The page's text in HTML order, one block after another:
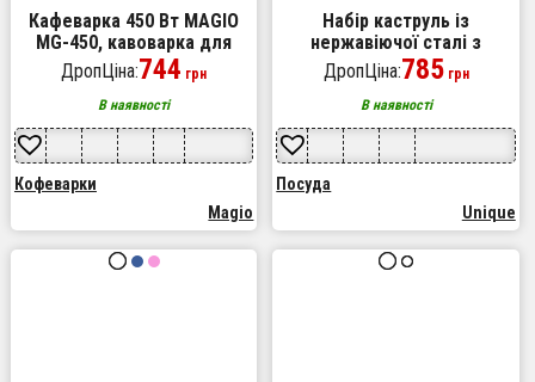
Кафеварка 450 Вт MAGIO
MG-450, кавоварка для
дому, маленька
кавомашина
ДропЦіна:744 грн
В наявності
Кофеварки
Magio
Набір каструль із
нержавіючої сталі з
кришками UNIQUE UN-5074,
набір посуду для
електричних плит
ДропЦіна:785грн
В наявності
Посуда
Unique